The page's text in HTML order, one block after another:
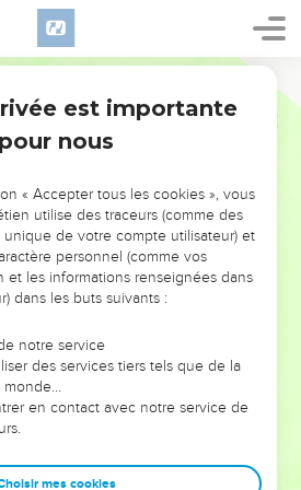
PAS L’ÉVÉNEMENT
L’ANNÉE !
POUVAIENT VOUS ÉVITER LES
VOTRES ?
on voit moins les doutes, les erreurs
ont traversés, alors même que ce
qui les ont façonnés.
entrepreneurs, et responsables
plus de sagesse afin que leurs erreurs
est importante
pour nous
« Accepter tous les cookies », vous
utilise des traceurs (comme des
de votre compte utilisateur) et
personnel (comme vos
et les informations renseignées dans
dans les buts suivants :
notre service
des services tiers tels que de la
monde…
en contact avec notre service de
mes cookies